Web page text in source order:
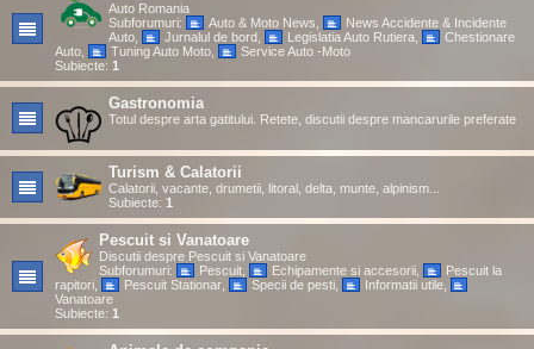
Auto Romania
Subforumuri:
Auto & Moto News
News Accidente & Incidente
Auto
Jurnalul de bord, Legislatia Auto Rutiera,
Chestionare
Auto
Tuning Auto Moto,
Service Auto -Moto
Subiecte: 1
Gastronomia
Totul despre arta gatitului. Retete, discutii despre mancarurile preferate
Turism & Calatorii
Calatorii, vacante, drumetii, litoral, delta, munte, alpinism...
Subiecte: 1
Pescuit si Vanatoare
Discutii despre Pescuit si Vanatoare
Subforumuri:
Pescuit, Echipamente si accesorii,
Pescuit la
rapitori
Pescuit Stationar, Specii de pesti, Informatii utile,
Vanatoare
Subiecte: 1